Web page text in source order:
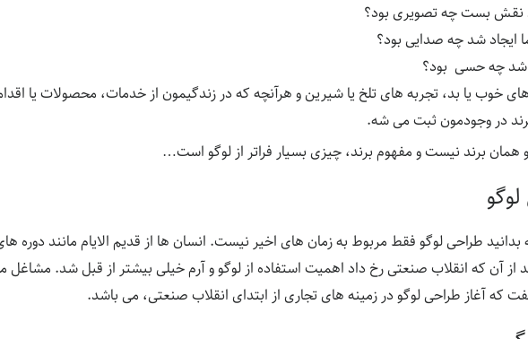
نقش بست چه تصویری بود؟
ایجاد شد چه صدایی بود؟
شد چه حسی بود؟
خوب یا بد، تجربه های تلخ یا شیرین و هرآنچه که در زندگیمون از خدمات، محصولات یا
در وجودمون ثبت می شه.
همان برند نیست و مفهوم برند، چیزی بسیار فراتر از لوگو است…
طراحی لوگو فقط مربوط به زمان های اخیر نیست. انسان ها از قدیم الایام مانند دوره
آن که انقلاب صنعتی رخ داد اهمیت استفاده از لوگو و آرم خیلی بیشتر از قبل شد. مشاغل
که آغاز طراحی لوگو در زمینه های تجاری از ابتدای انقلاب صنعتی، می باشد.